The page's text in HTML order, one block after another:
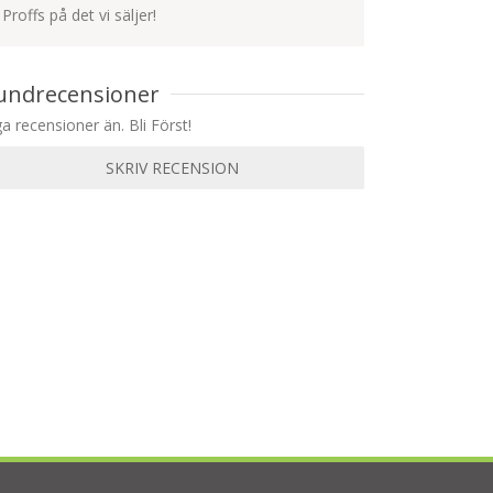
Proffs på det vi säljer!
recensioner än. Bli Först!
SKRIV RECENSION